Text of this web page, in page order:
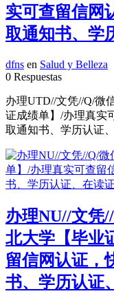
实可查留信网
取通知书、学
dfns en Salud y Belleza
0 Respuestas
办理UTD//文凭//Q/微
证成绩单】/办理真实
取通知书、学历认证
办理NU//文凭
北大学【毕业
留信网认证，
书、学历认证